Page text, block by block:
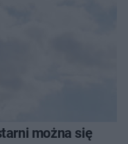
można się